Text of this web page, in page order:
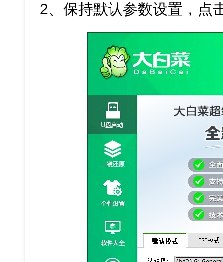
2、保持默认参数设置，点